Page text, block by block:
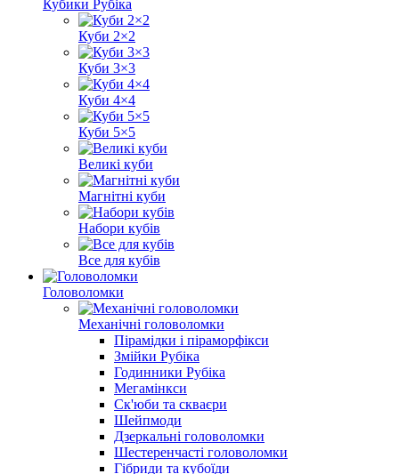
Кубики Рубіка
Куби 2×2
Куби 3×3
Куби 4×4
Куби 5×5
Великі куби
Магнітні куби
Набори кубів
Все для кубів
Головоломки
Механічні головоломки
Пірамідки і піраморфікси
Змійки Рубіка
Годинники Рубіка
Мегамінкси
Ск'юби та скваєри
Шейпмоди
Дзеркальні головоломки
Шестеренчасті головоломки
Гібриди та кубоїди